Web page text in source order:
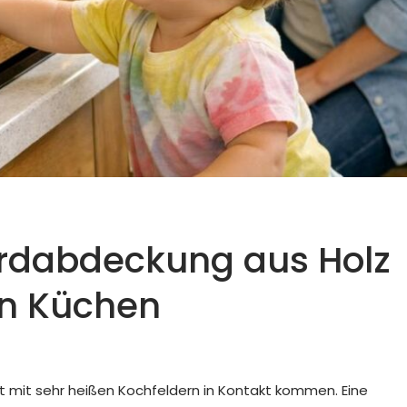
aus Holz
Küchen
sehr heißen Kochfeldern in Kontakt kommen. Eine